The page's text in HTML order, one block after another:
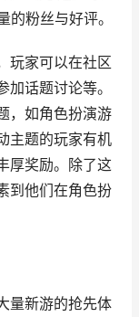
粉丝与好评。
玩家可以在社区
话题讨论等。
，如角色扮演游
主题的玩家有机
厚奖励。除了这
到他们在角色扮
量新游的抢先体